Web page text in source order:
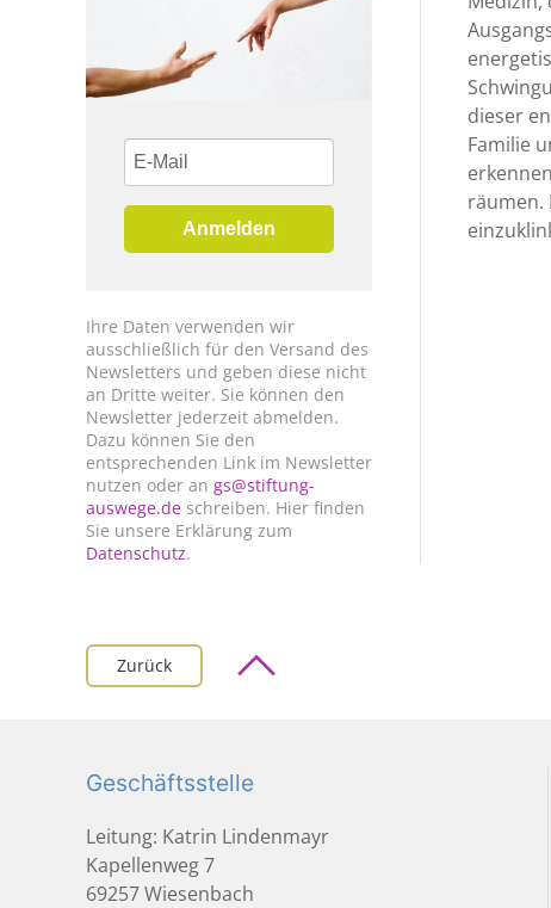
dieser
Familie
räumen.
Anmelden
Ihre Daten verwenden wir
ausschließlich für den Versand des
Newsletters und geben diese nicht
an Dritte weiter. Sie können den
Newsletter jederzeit abmelden.
Dazu können Sie den
entsprechenden Link im Newsletter
nutzen oder an gs@stiftung-
auswege.de schreiben. Hier finden
Sie unsere Erklärung zum
Datenschutz.
Zurück
Geschäftsstelle
Leitung: Katrin Lindenmayr
Kapellenweg 7
69257 Wiesenbach